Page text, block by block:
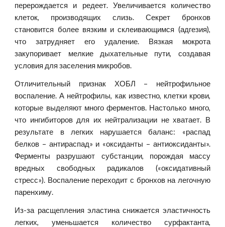
перерождается и редеет. Увеличивается количество
клеток, производящих слизь. Секрет бронхов
становится более вязким и склеивающимся (адгезия),
что затрудняет его удаление. Вязкая мокрота
закупоривает мелкие дыхательные пути, создавая
условия для заселения микробов.
Отличительный признак ХОБЛ – нейтрофильное
воспаление. А нейтрофилы, как известно, клетки крови,
которые выделяют много ферментов. Настолько много,
что ингибиторов для их нейтрализации не хватает. В
результате в легких нарушается баланс: «распад
белков – антираспад» и «оксиданты – антиоксиданты».
Ферменты разрушают субстанции, порождая массу
вредных свободных радикалов («оксидативный
стресс»). Воспаление переходит с бронхов на легочную
паренхиму.
Из-за расщепления эластина снижается эластичность
легких, уменьшается количество сурфактанта,